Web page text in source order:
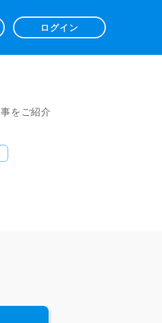
ログイン
をご紹介